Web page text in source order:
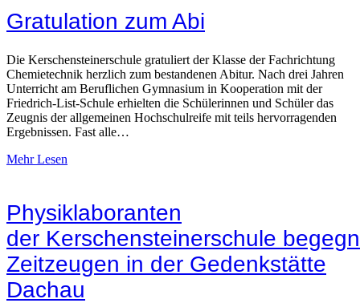
Gratulation zum Abi
Die Kerschensteinerschule gratuliert der Klasse der Fachrichtung
Chemietechnik herzlich zum bestandenen Abitur. Nach drei Jahren
Unterricht am Beruflichen Gymnasium in Kooperation mit der
Friedrich-List-Schule erhielten die Schülerinnen und Schüler das
Zeugnis der allgemeinen Hochschulreife mit teils hervorragenden
Ergebnissen. Fast alle…
Mehr Lesen
Physiklaboranten
der Kerschensteinerschule
Zeitzeugen in der Gedenkstätte
Dachau